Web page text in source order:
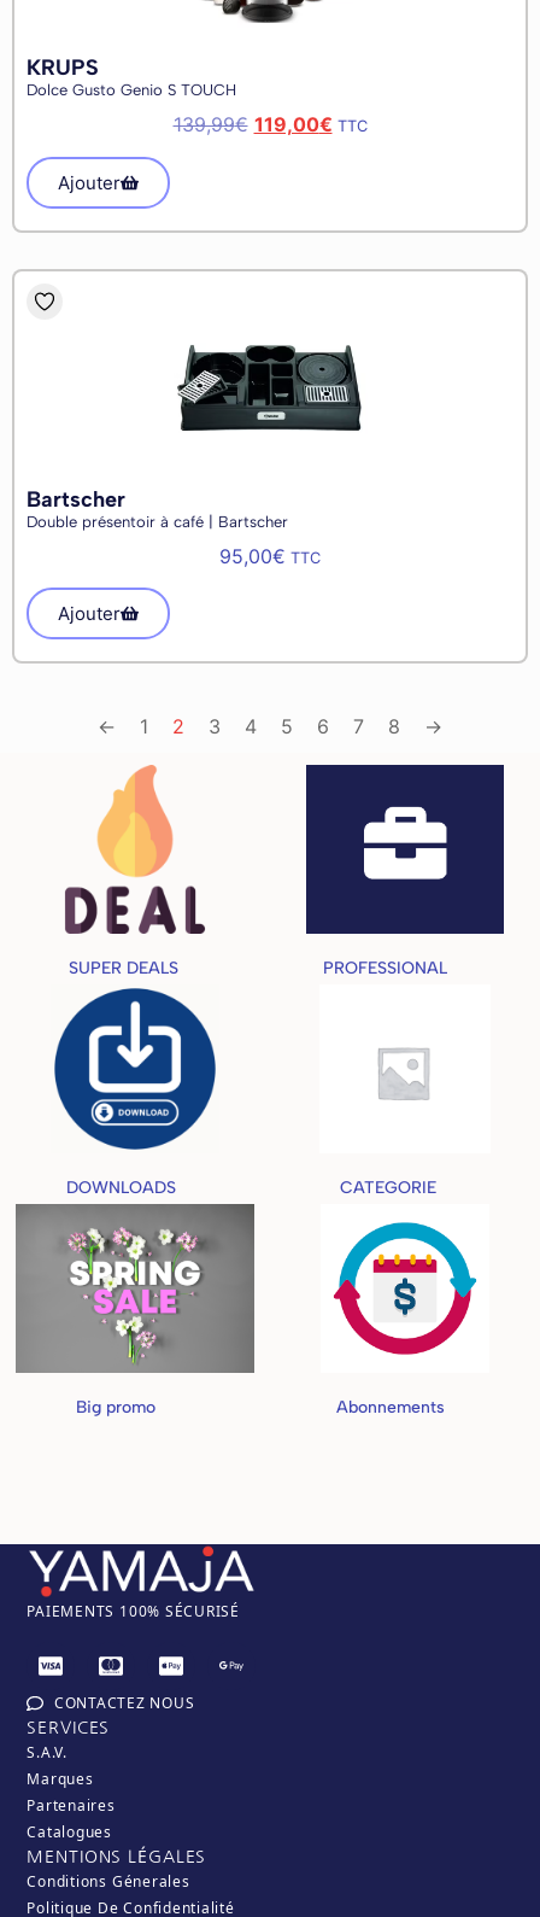
KRUPS
Dolce Gusto Genio S TOUCH
139,99€ 119,00€ TTC
Ajouter
Bartscher
Double présentoir à café | Bartscher
95,00€ TTC
Ajouter
← 1 2 3 4 5 6 7 8 →
SUPER DEALS PROFESSIONAL
DOWNLOADS CATEGORIE
Big promo Abonnements
PAIEMENTS 100% SÉCURISÉ
CONTACTEZ NOUS
SERVICES
S.A.V.
Marques
Partenaires
Catalogues
MENTIONS LÉGALES
Conditions Génerales
Politique De Confidentialité